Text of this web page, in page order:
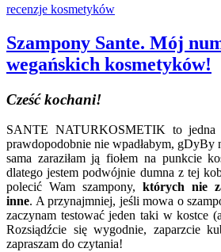
recenzje kosmetyków
Szampony Sante. Mój
wegańskich kosmetyków!
Cześć kochani!
SANTE NATURKOSMETIK to
prawdopodobnie nie wpadłabym, gDyBy
sama zaraziłam ją fiołem na punkcie
dlatego jestem podwójnie dumna z tej
polecić Wam szampony, których nie
inne. A przynajmniej, jeśli mowa o
zaczynam testować jeden taki w kostce
Rozsiądźcie się wygodnie, zaparzcie
zapraszam do czytania!